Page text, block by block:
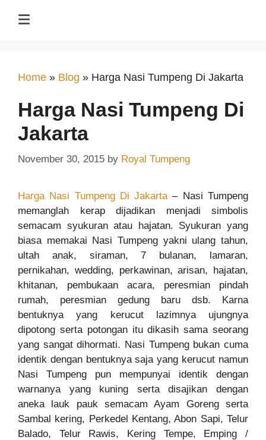
Home » Blog » Harga Nasi Tumpeng Di Jakarta
Harga Nasi Tumpeng Di
Jakarta
November 30, 2015 by Royal Tumpeng
Harga Nasi Tumpeng Di Jakarta– Nasi Tumpeng
memanglah kerap dijadikan menjadi simbolis
semacam syukuran atau hajatan. Syukuran yang
biasa memakai Nasi Tumpeng yakni ulang tahun,
ultah anak, siraman, 7 bulanan, lamaran,
pernikahan, wedding, perkawinan, arisan, hajatan,
khitanan, pembukaan acara, peresmian pindah
rumah, peresmian gedung baru dsb. Karna
bentuknya yang kerucut lazimnya ujungnya
dipotong serta potongan itu dikasih sama seorang
yang sangat dihormati. Nasi Tumpeng bukan cuma
identik dengan bentuknya saja yang kerucut namun
Nasi Tumpeng pun mempunyai identik dengan
warnanya yang kuning serta disajikan dengan
aneka lauk pauk semacam Ayam Goreng serta
Sambal kering, Perkedel Kentang, Abon Sapi, Telur
Balado, Telur Rawis, Kering Tempe, Emping /